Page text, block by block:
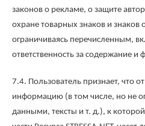
законов о рекламе, о защите
охране товарных знаков и знаков
ограничиваясь перечисленным,
ответственность за содержание
7.4. Пользователь признает, что
информацию (в том числе, но не
данными, тексты и т. д.), к